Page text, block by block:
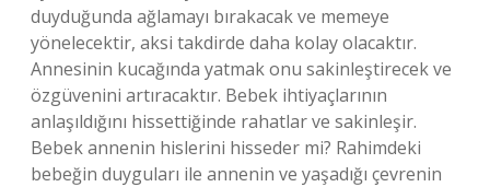
duyduğunda ağlamayı bırakacak ve memeye
yönelecektir, aksi takdirde daha kolay olacaktır.
Annesinin kucağında yatmak onu sakinleştirecek ve
özgüvenini artıracaktır. Bebek ihtiyaçlarının
anlaşıldığını hissettiğinde rahatlar ve sakinleşir.
Bebek annenin hislerini hisseder mi? Rahimdeki
bebeğin duyguları ile annenin ve yaşadığı çevrenin